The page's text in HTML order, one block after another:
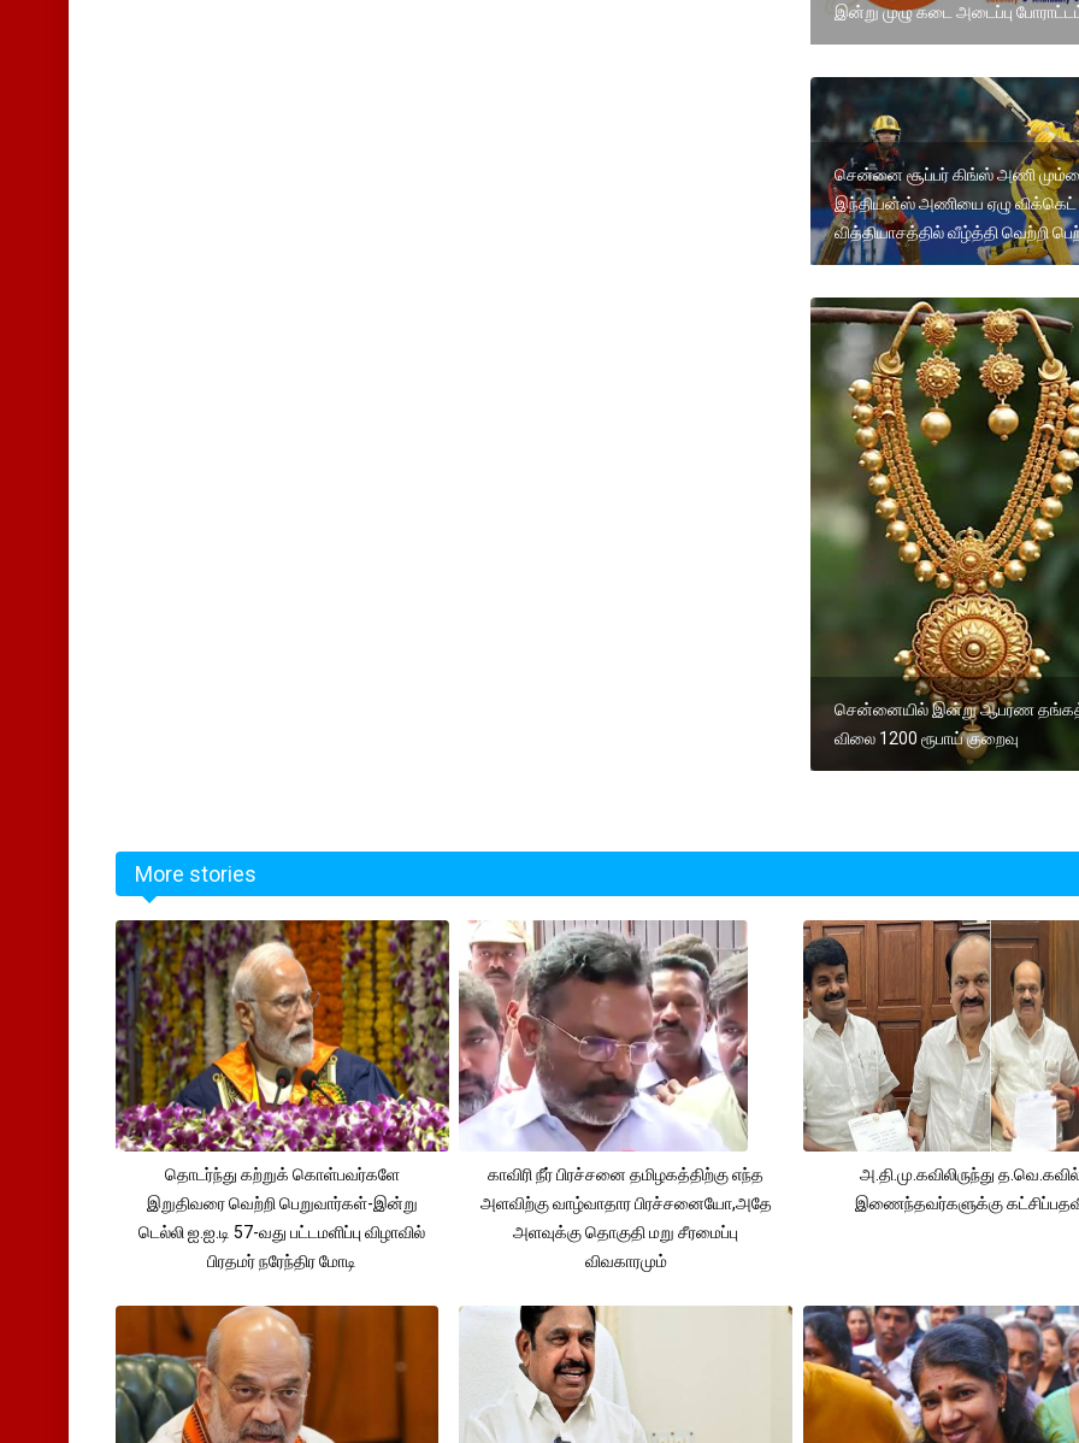
இன்று முழு கடை அடைப்பு
சென்னை சூப்பர் கிங்ஸ் அணி
இந்தியன்ஸ் அணியை ஏழு விக்கெட்
வித்தியாசத்தில் வீழ்த்தி வெற்றி
சென்னையில் இன்று ஆபரண
விலை 1200 ரூபாய் குறைவு
More stories
தொடர்ந்து கற்றுக் கொள்பவர்களே
இறுதிவரை வெற்றி பெறுவார்கள்-இன்று
டெல்லி ஐ.ஐ.டி 57-வது பட்டமளிப்பு விழாவில்
பிரதமர் நரேந்திர மோடி
காவிரி நீர் பிரச்சனை தமிழகத்திற்கு எந்த
அளவிற்கு வாழ்வாதார பிரச்சனையோ,அதே
அளவுக்கு தொகுதி மறு சீரமைப்பு
விவகாரமும்
அ.தி.மு.கவிலிருந்து
இணைந்தவர்களுக்கு